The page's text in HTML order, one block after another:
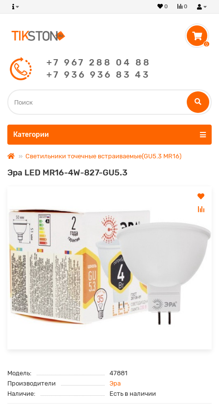
0
0
0
+7 967 288 04 88
+7 936 936 83 43
Категории
Светильники точечные встраиваемые(GU5.3 MR16)
Эра LED MR16-4W-827-GU5.3
Модель:
47881
Производители
Эра
Наличие:
Есть в наличии